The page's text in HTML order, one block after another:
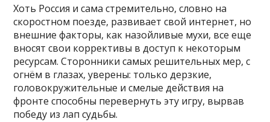
Хоть Россия и сама стремительно, словно на
скоростном поезде, развивает свой интернет, но
внешние факторы, как назойливые мухи, все еще
вносят свои коррективы в доступ к некоторым
ресурсам. Сторонники самых решительных мер, с
огнём в глазах, уверены: только дерзкие,
головокружительные и смелые действия на
фронте способны перевернуть эту игру, вырвав
победу из лап судьбы.